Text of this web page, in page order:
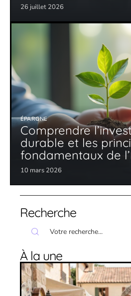
26 juillet 2026
ÉPARGNE
Comprendre
durable et les
fondamentaux de
10 mars 2026
Recherche
À la une